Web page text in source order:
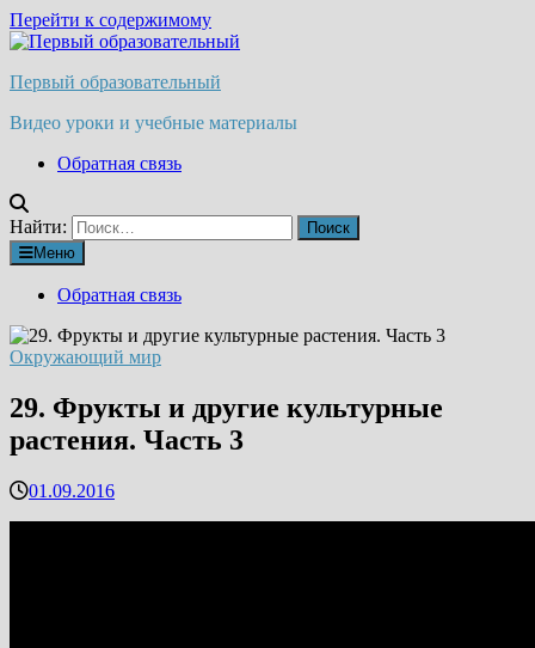
Перейти к содержимому
Первый образовательный
Видео уроки и учебные материалы
Обратная связь
Найти:
Меню
Обратная связь
Окружающий мир
29. Фрукты и другие культурные
растения. Часть 3
01.09.2016